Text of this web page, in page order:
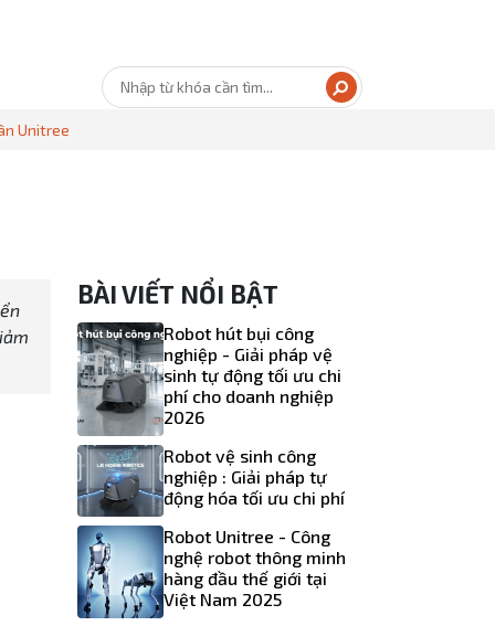
Unitree
BÀI VIẾT NỔI BẬT
Robot hút bụi công
nghiệp - Giải pháp vệ
sinh tự động tối ưu chi
phí cho doanh nghiệp
2026
Robot vệ sinh công
nghiệp : Giải pháp tự
động hóa tối ưu chi phí
Robot Unitree - Công
nghệ robot thông minh
hàng đầu thế giới tại
Việt Nam 2025